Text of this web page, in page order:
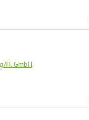
H. GmbH